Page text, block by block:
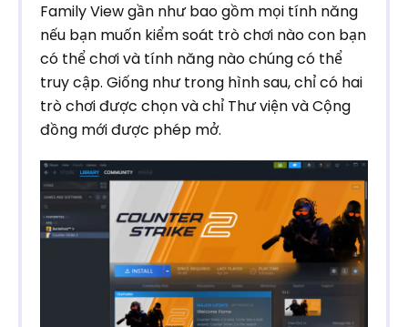
Family View gần như bao gồm mọi tính năng
nếu bạn muốn kiểm soát trò chơi nào con bạn
có thể chơi và tính năng nào chúng có thể
truy cập. Giống như trong hình sau, chỉ có hai
trò chơi được chọn và chỉ Thư viện và Cộng
đồng mới được phép mở.